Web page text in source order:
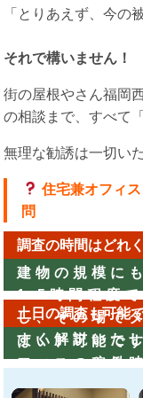
「とりあえず、今の
それで構いません！
街の屋根やさん福岡
の相談まで、すべて
無理な勧誘は一切い
住宅兼オフィ
問
調査の時間はどれ
建物の規模に
1.5時間程度
し、その場で
すく解説いた
土日の調査も可能
はい、可能で
フィスの稼働
対応いたしま